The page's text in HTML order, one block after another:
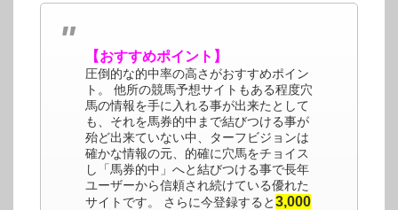
【おすすめポイント】
圧倒的な的中率の高さがおすすめポイン
ト。 他所の競馬予想サイトもある程度穴
馬の情報を手に入れる事が出来たとして
も、それを馬券的中まで結びつける事が
殆ど出来ていない中、ターフビジョンは
確かな情報の元、的確に穴馬をチョイス
し「馬券的中」へと結びつける事で長年
ユーザーから信頼され続けている優れた
サイトです。 さらに今登録すると3,000